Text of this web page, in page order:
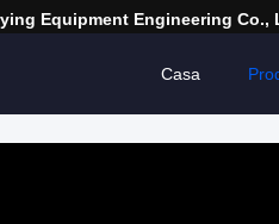
Equipment Engineering Co.,
Casa